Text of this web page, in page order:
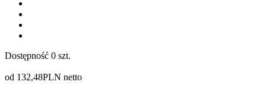
Dostępność 0 szt.
od 132,48PLN netto